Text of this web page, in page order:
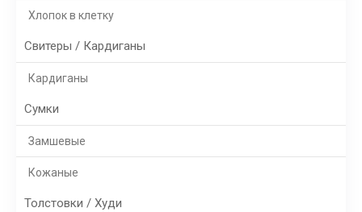
Хлопок в клетку
Свитеры / Кардиганы
Кардиганы
Сумки
Замшевые
Кожаные
Толстовки / Худи